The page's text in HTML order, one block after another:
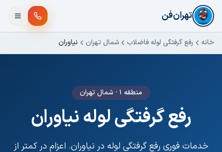
رفتن به محتوای اصلی
تهران‌فن
خانه رفع گرفتگی لوله فاضلاب شمال تهران نیاوران
منطقه ۱ · شمال تهران
رفع گرفتگی لولهنیاوران
خدمات فوری رفع گرفتگی لوله در نیاوران. اعزام در کمتر از